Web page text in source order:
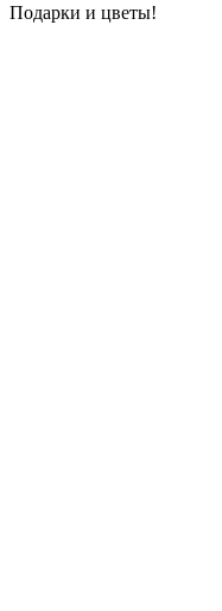
Подарки и цветы!